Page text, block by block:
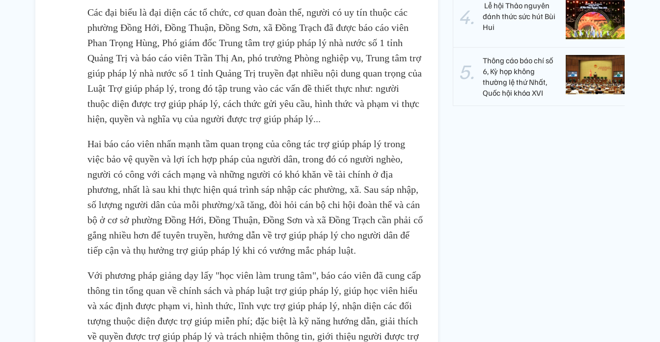
Các đại biểu là đại diện các tổ chức, cơ quan đoàn thể, người có uy tín thuộc các
phường Đồng Hới, Đồng Thuận, Đồng Sơn, xã Đồng Trạch đã được báo cáo viên
Phan Trọng Hùng, Phó giám đốc Trung tâm trợ giúp pháp lý nhà nước số 1 tỉnh
Quảng Trị và báo cáo viên Trần Thị An, phó trưởng Phòng nghiệp vụ, Trung tâm trợ
giúp pháp lý nhà nước số 1 tỉnh Quảng Trị truyền đạt nhiều nội dung quan trọng của
Luật Trợ giúp pháp lý, trong đó tập trung vào các vấn đề thiết thực như: người
thuộc diện được trợ giúp pháp lý, cách thức gửi yêu cầu, hình thức và phạm vi thực
hiện, quyền và nghĩa vụ của người được trợ giúp pháp lý...
Hai báo cáo viên nhấn mạnh tầm quan trọng của công tác trợ giúp pháp lý trong
việc bảo vệ quyền và lợi ích hợp pháp của người dân, trong đó có người nghèo,
người có công với cách mạng và những người có khó khăn về tài chính ở địa
phương, nhất là sau khi thực hiện quá trình sáp nhập các phường, xã. Sau sáp nhập,
số lượng người dân của mỗi phường/xã tăng, đòi hỏi cán bộ chi hội đoàn thể và cán
bộ ở cơ sở phường Đồng Hới, Đồng Thuận, Đồng Sơn và xã Đồng Trạch cần phải cố
gắng nhiều hơn để tuyên truyền, hướng dẫn về trợ giúp pháp lý cho người dân để
tiếp cận và thụ hưởng trợ giúp pháp lý khi có vướng mắc pháp luật.
Với phương pháp giảng dạy lấy "học viên làm trung tâm", báo cáo viên đã cung cấp
thông tin tổng quan về chính sách và pháp luật trợ giúp pháp lý, giúp học viên hiểu
và xác định được phạm vi, hình thức, lĩnh vực trợ giúp pháp lý, nhận diện các đối
tượng thuộc diện được trợ giúp miễn phí; đặc biệt là kỹ năng hướng dẫn, giải thích
về quyền được trợ giúp pháp lý và trách nhiệm thông tin, giới thiệu người được trợ
​ Lễ hội Thảo nguyên
đánh thức sức hút Bùi
Hui
Thông cáo báo chí số
6, Kỳ họp không
thường lệ thứ Nhất,
Quốc hội khóa XVI